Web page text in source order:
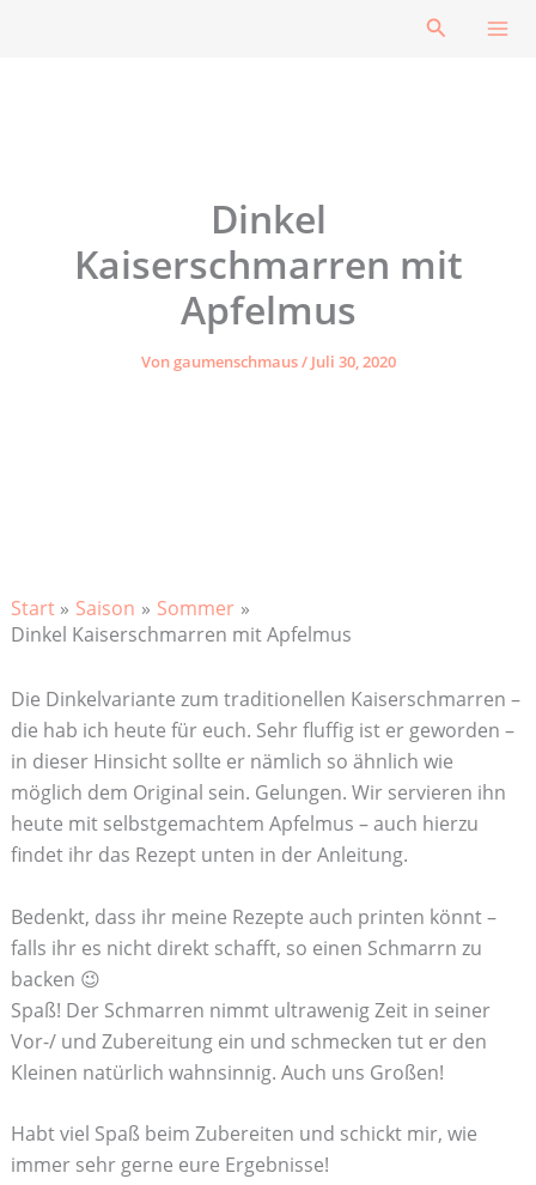
Suchen
Dinkel
Kaiserschmarren mit
Apfelmus
Vongaumenschmaus/ Juli 30, 2020
Start Saison
Sommer
Dinkel Kaiserschmarren mit Apfelmus
Die Dinkelvariante zum traditionellen Kaiserschmarren –
die hab ich heute für euch. Sehr fluffig ist er geworden –
in dieser Hinsicht sollte er nämlich so ähnlich wie
möglich dem Original sein. Gelungen. Wir servieren ihn
heute mit selbstgemachtem Apfelmus – auch hierzu
findet ihr das Rezept unten in der Anleitung.
Bedenkt, dass ihr meine Rezepte auch printen könnt –
falls ihr es nicht direkt schafft, so einen Schmarrn zu
backen 😉
Spaß! Der Schmarren nimmt ultrawenig Zeit in seiner
Vor-/ und Zubereitung ein und schmecken tut er den
Kleinen natürlich wahnsinnig. Auch uns Großen!
Habt viel Spaß beim Zubereiten und schickt mir, wie
immer sehr gerne eure Ergebnisse!